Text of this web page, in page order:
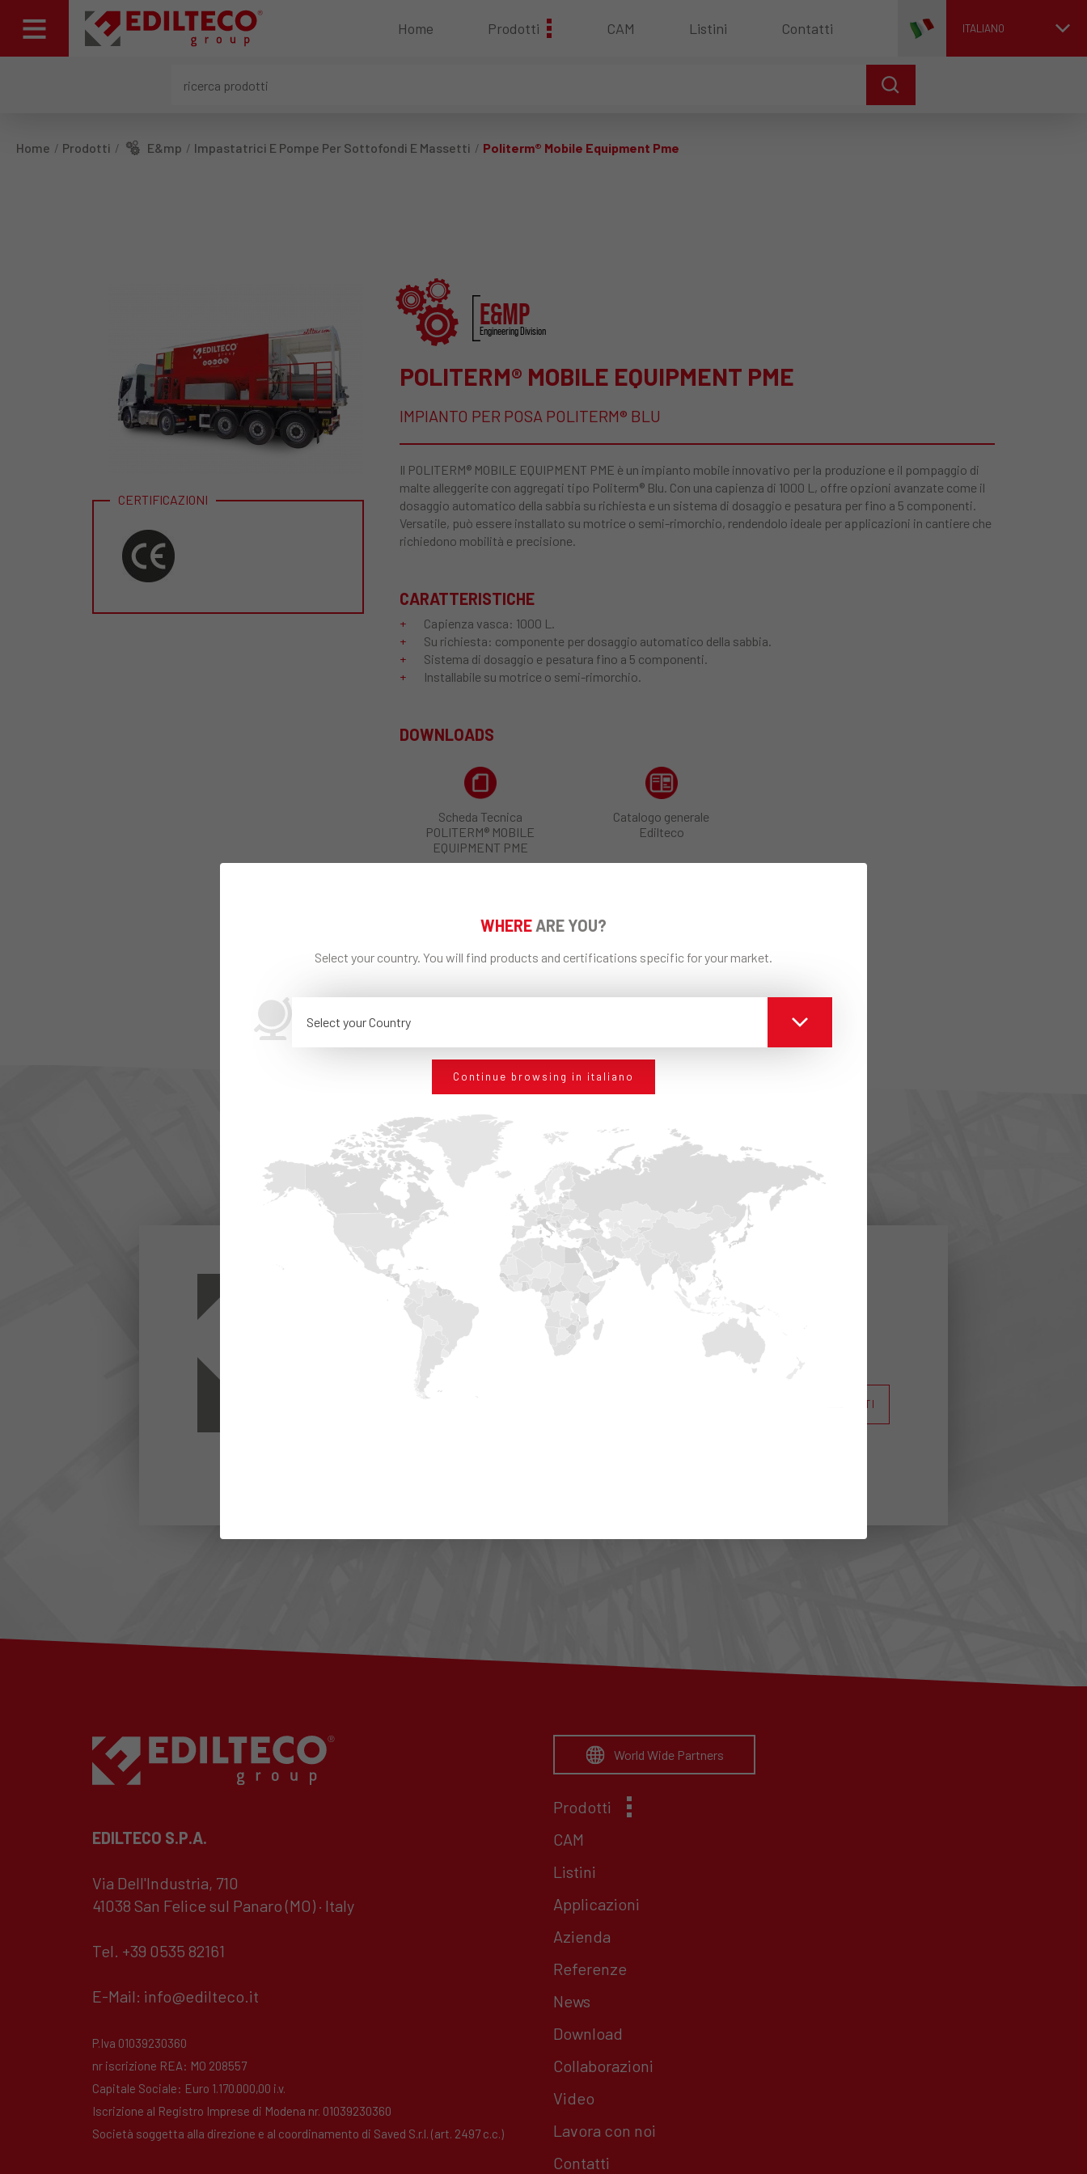
Home Prodotti CAM Listini Contatti ITALIANO
Home Prodotti E&mp Impastatrici E Pompe Per Sottofondi E Massetti Politerm® Mobile Equipment Pme
CERTIFICAZIONI
E&MP
Engineering Division
POLITERM® MOBILE EQUIPMENT PME
IMPIANTO PER POSA POLITERM® BLU
Il POLITERM® MOBILE EQUIPMENT PME è un impianto mobile innovativo per la produzione e il pompaggio di
malte alleggerite con aggregati tipo Politerm® Blu. Con una capienza di 1000 L, offre opzioni avanzate come il
dosaggio automatico della sabbia su richiesta e un sistema di dosaggio e pesatura per fino a 5 componenti.
Versatile, può essere installato su motrice o semi-rimorchio, rendendolo ideale per applicazioni in cantiere che
richiedono mobilità e precisione.
CARATTERISTICHE
Capienza vasca: 1000 L.
Su richiesta: componente per dosaggio automatico della sabbia.
Sistema di dosaggio e pesatura fino a 5 componenti.
Installabile su motrice o semi-rimorchio.
DOWNLOADS
Scheda Tecnica
POLITERM® MOBILE
EQUIPMENT PME
Catalogo generale
Edilteco
RESTA AGGIORNATOSEMPRE
Iscriviti alla nostra newsletter per restare aggiornato sulle
avanguardie tecnologiche in tema di edilizia. Per sapere come
Edilteco può offrirti gli standard che cerchi.
REGISTRATI
EDILTECO S.P.A.
Via Dell'Industria, 710
41038 San Felice sul Panaro (MO) · Italy
Tel. +39 0535 82161
E-Mail: info@edilteco.it
P.Iva 01039230360
nr iscrizione REA: MO 208557
Capitale Sociale: Euro 1.170.000,00 i.v.
Iscrizione al Registro Imprese di Modena nr. 01039230360
Società soggetta alla direzione e al coordinamento di Saved S.r.l. (art. 2497 c.c.)
World Wide Partners
Prodotti
CAM
Listini
Applicazioni
Azienda
Referenze
News
Download
Collaborazioni
Video
Lavora con noi
Contatti
WHERE ARE YOU?
Select your country. You will find products and certifications specific for your market.
Select your Country
Continue browsing in italiano